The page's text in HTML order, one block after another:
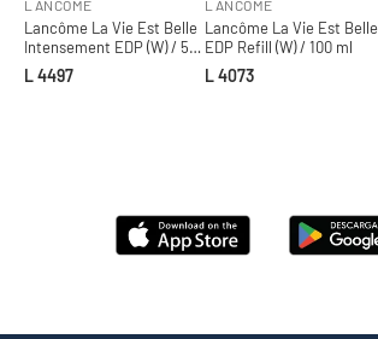
LANCÔME
Lancôme La Vie Est Belle
Intensement EDP (W) / 50
ml
L 4497
LANCÔME
Lancôme La Vie Est Belle
EDP Refill (W) / 100 ml
L 4073